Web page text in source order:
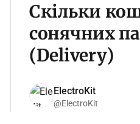
Скільки
сонячних
(Delivery)
ElectroKit
@ElectroKit